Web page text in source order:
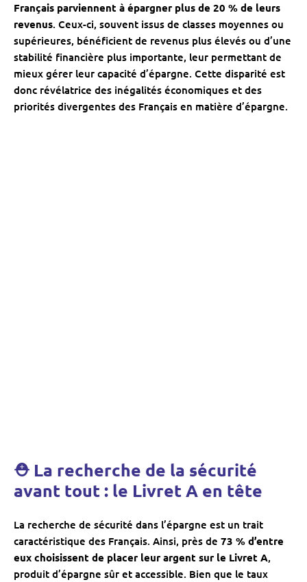
Français parviennent à épargner plus de 20 % de leurs
revenus. Ceux-ci, souvent issus de classes moyennes ou
supérieures, bénéficient de revenus plus élevés ou d’une
stabilité financière plus importante, leur permettant de
mieux gérer leur capacité d’épargne. Cette disparité est
donc révélatrice des inégalités économiques et des
priorités divergentes des Français en matière d’épargne.
⛑ La recherche de la sécurité
avant tout : le Livret A en tête
La recherche de sécurité dans l’épargne est un trait
caractéristique des Français. Ainsi, près de 73 % d’entre
eux choisissent de placer leur argent sur le Livret A,
produit d’épargne sûr et accessible. Bien que le taux